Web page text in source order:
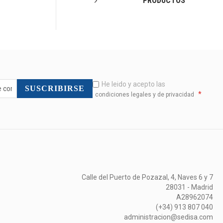
SUSCRIBIRSE He leido y acepto las
condiciones legales y de privacidad *
Calle del Puerto de Pozazal, 4, Naves 6 y 7
28031 - Madrid
A28962074
(+34) 913 807 040
administracion@sedisa.com